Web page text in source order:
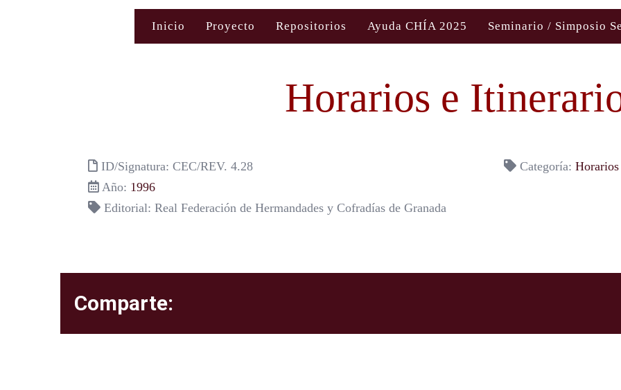
Inicio Proyecto Repositorios Ayuda CHÍA 2025 Seminario / Simposio
Horarios e
ID/Signatura: CEC/REV. 4.28
Año: 1996
Editorial: Real Federación de Hermandades y Cofradías de Granada
Categoría: Horarios
Comparte: